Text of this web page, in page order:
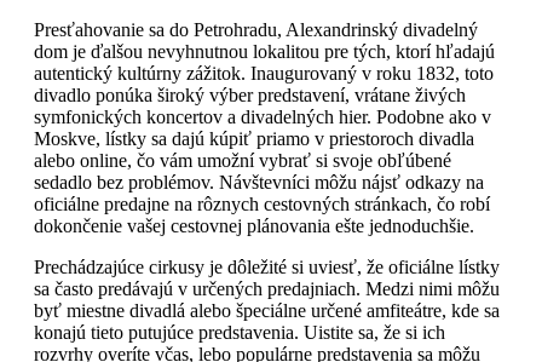
Presťahovanie sa do Petrohradu, Alexandrinský divadelný
dom je ďalšou nevyhnutnou lokalitou pre tých, ktorí hľadajú
autentický kultúrny zážitok. Inaugurovaný v roku 1832, toto
divadlo ponúka široký výber predstavení, vrátane živých
symfonických koncertov a divadelných hier. Podobne ako v
Moskve, lístky sa dajú kúpiť priamo v priestoroch divadla
alebo online, čo vám umožní vybrať si svoje obľúbené
sedadlo bez problémov. Návštevníci môžu nájsť odkazy na
oficiálne predajne na rôznych cestovných stránkach, čo robí
dokončenie vašej cestovnej plánovania ešte jednoduchšie.
Prechádzajúce cirkusy je dôležité si uviesť, že oficiálne lístky
sa často predávajú v určených predajniach. Medzi nimi môžu
byť miestne divadlá alebo špeciálne určené amfiteátre, kde sa
konajú tieto putujúce predstavenia. Uistite sa, že si ich
rozvrhy overíte včas, lebo populárne predstavenia sa môžu